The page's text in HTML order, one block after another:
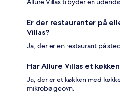
Allure Villas tilbyder en
Er der restauranter på
Villas?
Ja, der er en restaurant på
Har Allure Villas et
Ja, der er et køkken med
mikrobølgeovn.